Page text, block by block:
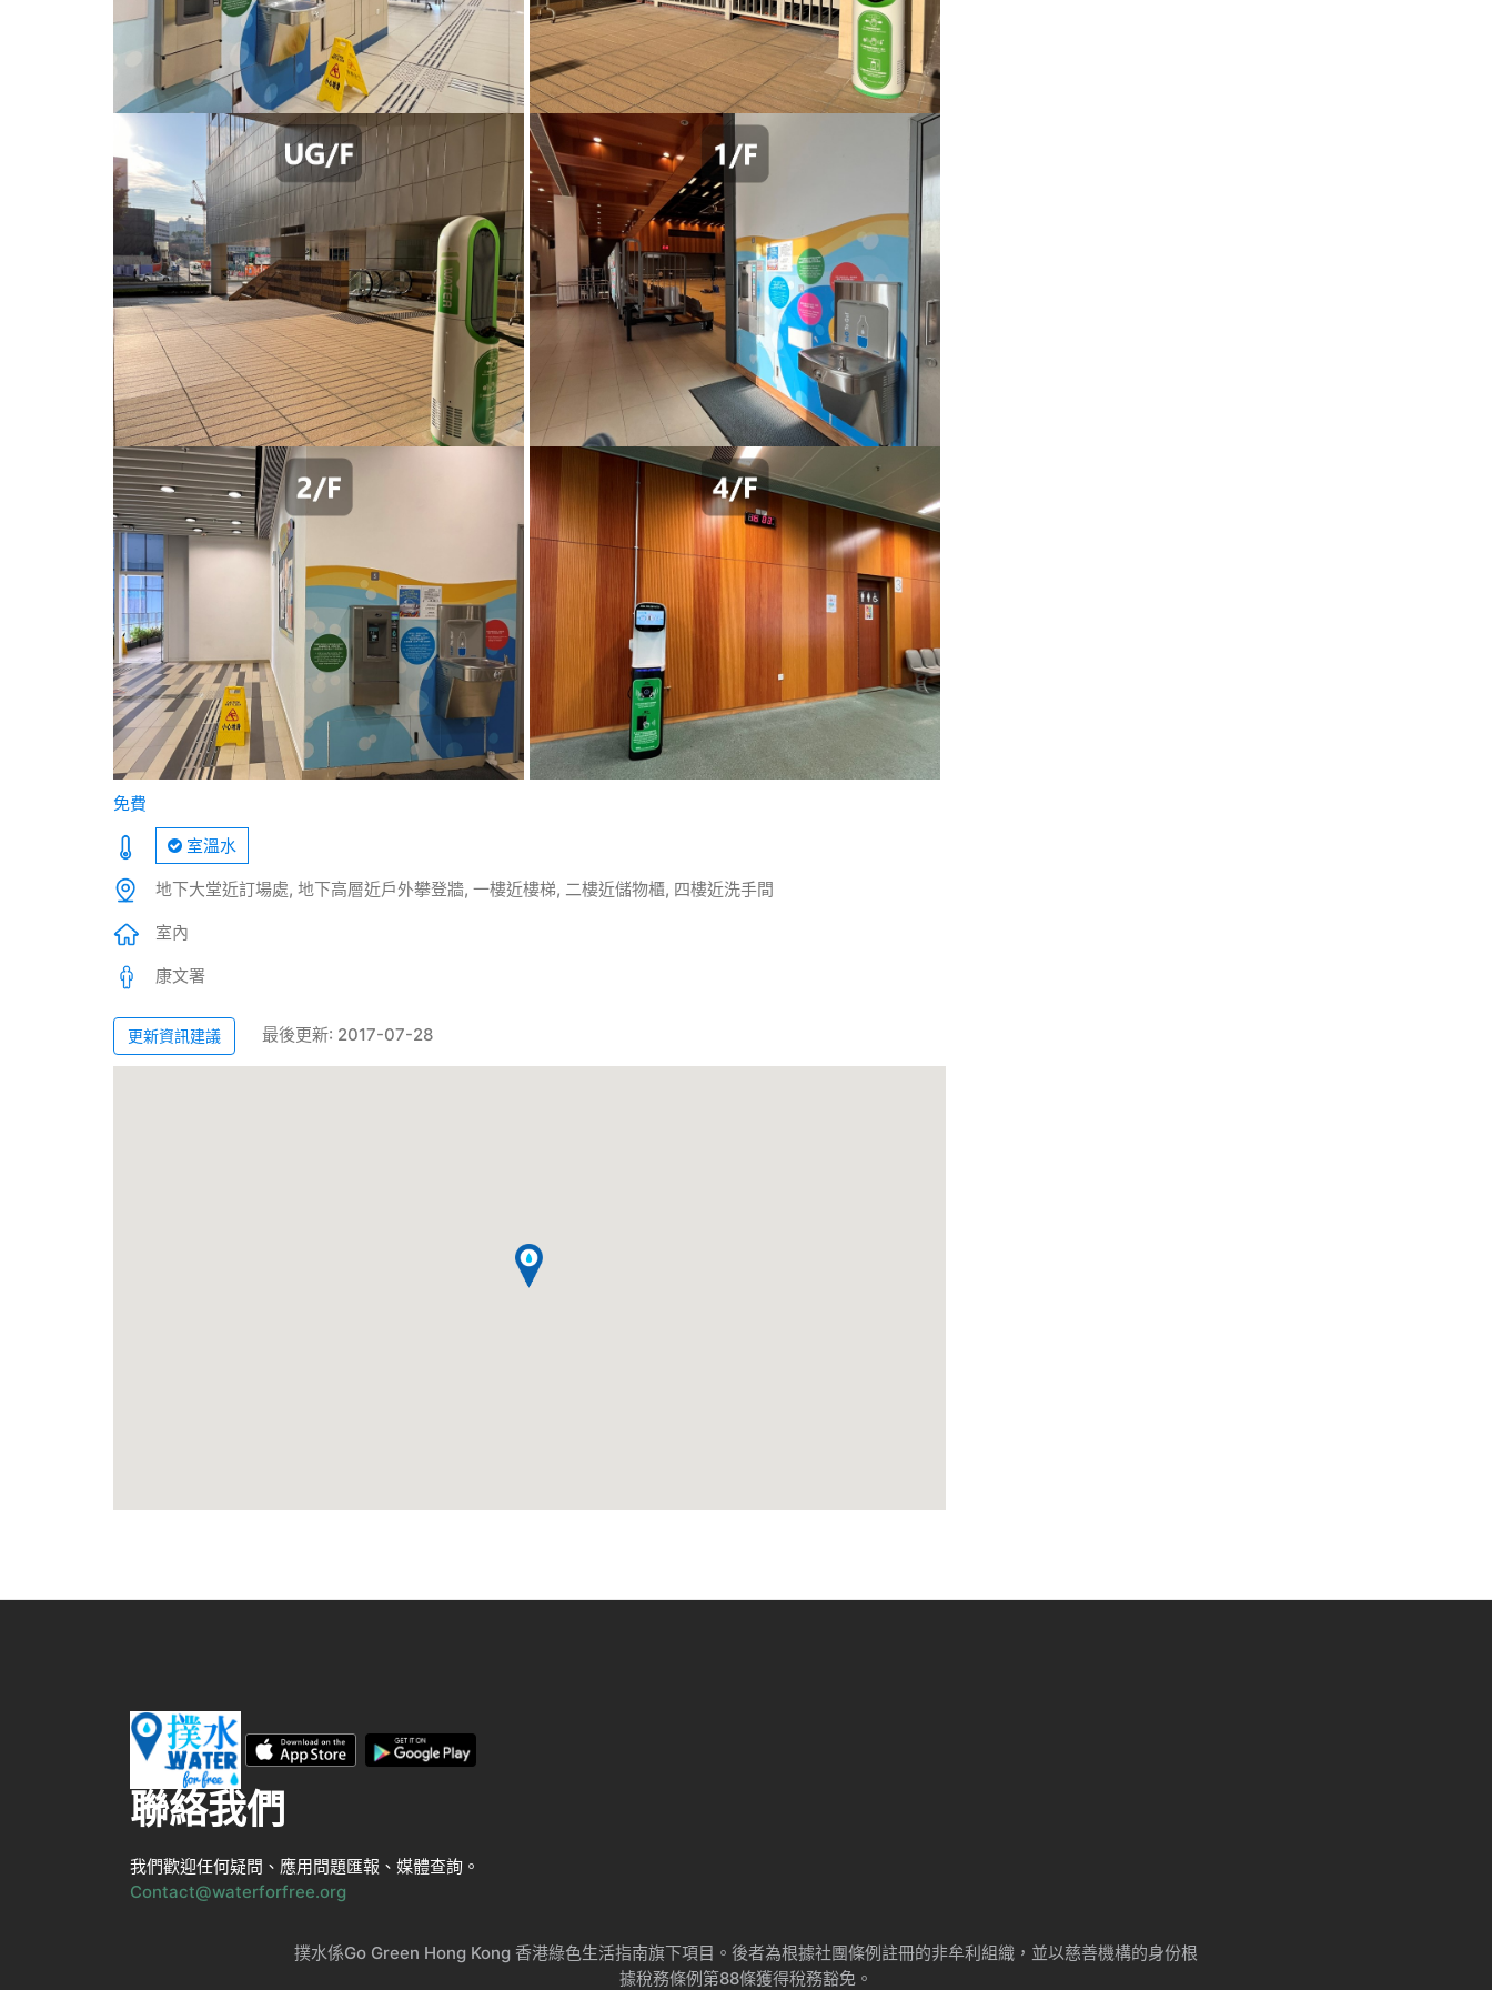
免費
室溫水
地下大堂近訂場處, 地下高層近戶外攀登牆, 一樓近樓梯, 二樓近儲物櫃, 四樓近洗手間
室內
康文署
更新資訊建議 最後更新: 2017-07-28
聯絡我們
我們歡迎任何疑問、應用問題匯報、媒體查詢。
Contact@waterforfree.org
撲水係Go Green Hong Kong 香港綠色生活指南旗下項目。後者為根據社團條例註冊的非牟利組織，並以慈善機構的身份根
據稅務條例第88條獲得稅務豁免。